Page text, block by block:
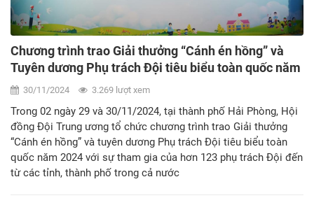
Chương trình trao Giải thưởng “Cánh én hồng” và
Tuyên dương Phụ trách Đội tiêu biểu toàn quốc năm
202430/11/2024 3.269 lượt xem
Trong 02 ngày 29 và 30/11/2024, tại thành phố Hải Phòng, Hội
đồng Đội Trung ương tổ chức chương trình trao Giải thưởng
“Cánh én hồng” và tuyên dương Phụ trách Đội tiêu biểu toàn
quốc năm 2024 với sự tham gia của hơn 123 phụ trách Đội đến
từ các tỉnh, thành phố trong cả nước